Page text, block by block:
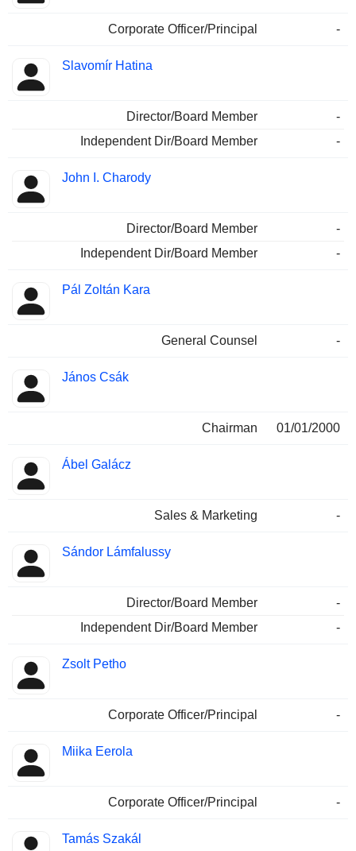
Corporate Officer/Principal -
Slavomír Hatina
Director/Board Member
-
Independent Dir/Board Member
-
John I. Charody
Director/Board Member
-
Independent Dir/Board Member
-
Pál Zoltán Kara
General Counsel -
János Csák
Chairman 01/01/2000
Ábel Galácz
Sales & Marketing -
Sándor Lámfalussy
Director/Board Member
-
Independent Dir/Board Member
-
Zsolt Petho
Corporate Officer/Principal -
Miika Eerola
Corporate Officer/Principal -
Tamás Szakál